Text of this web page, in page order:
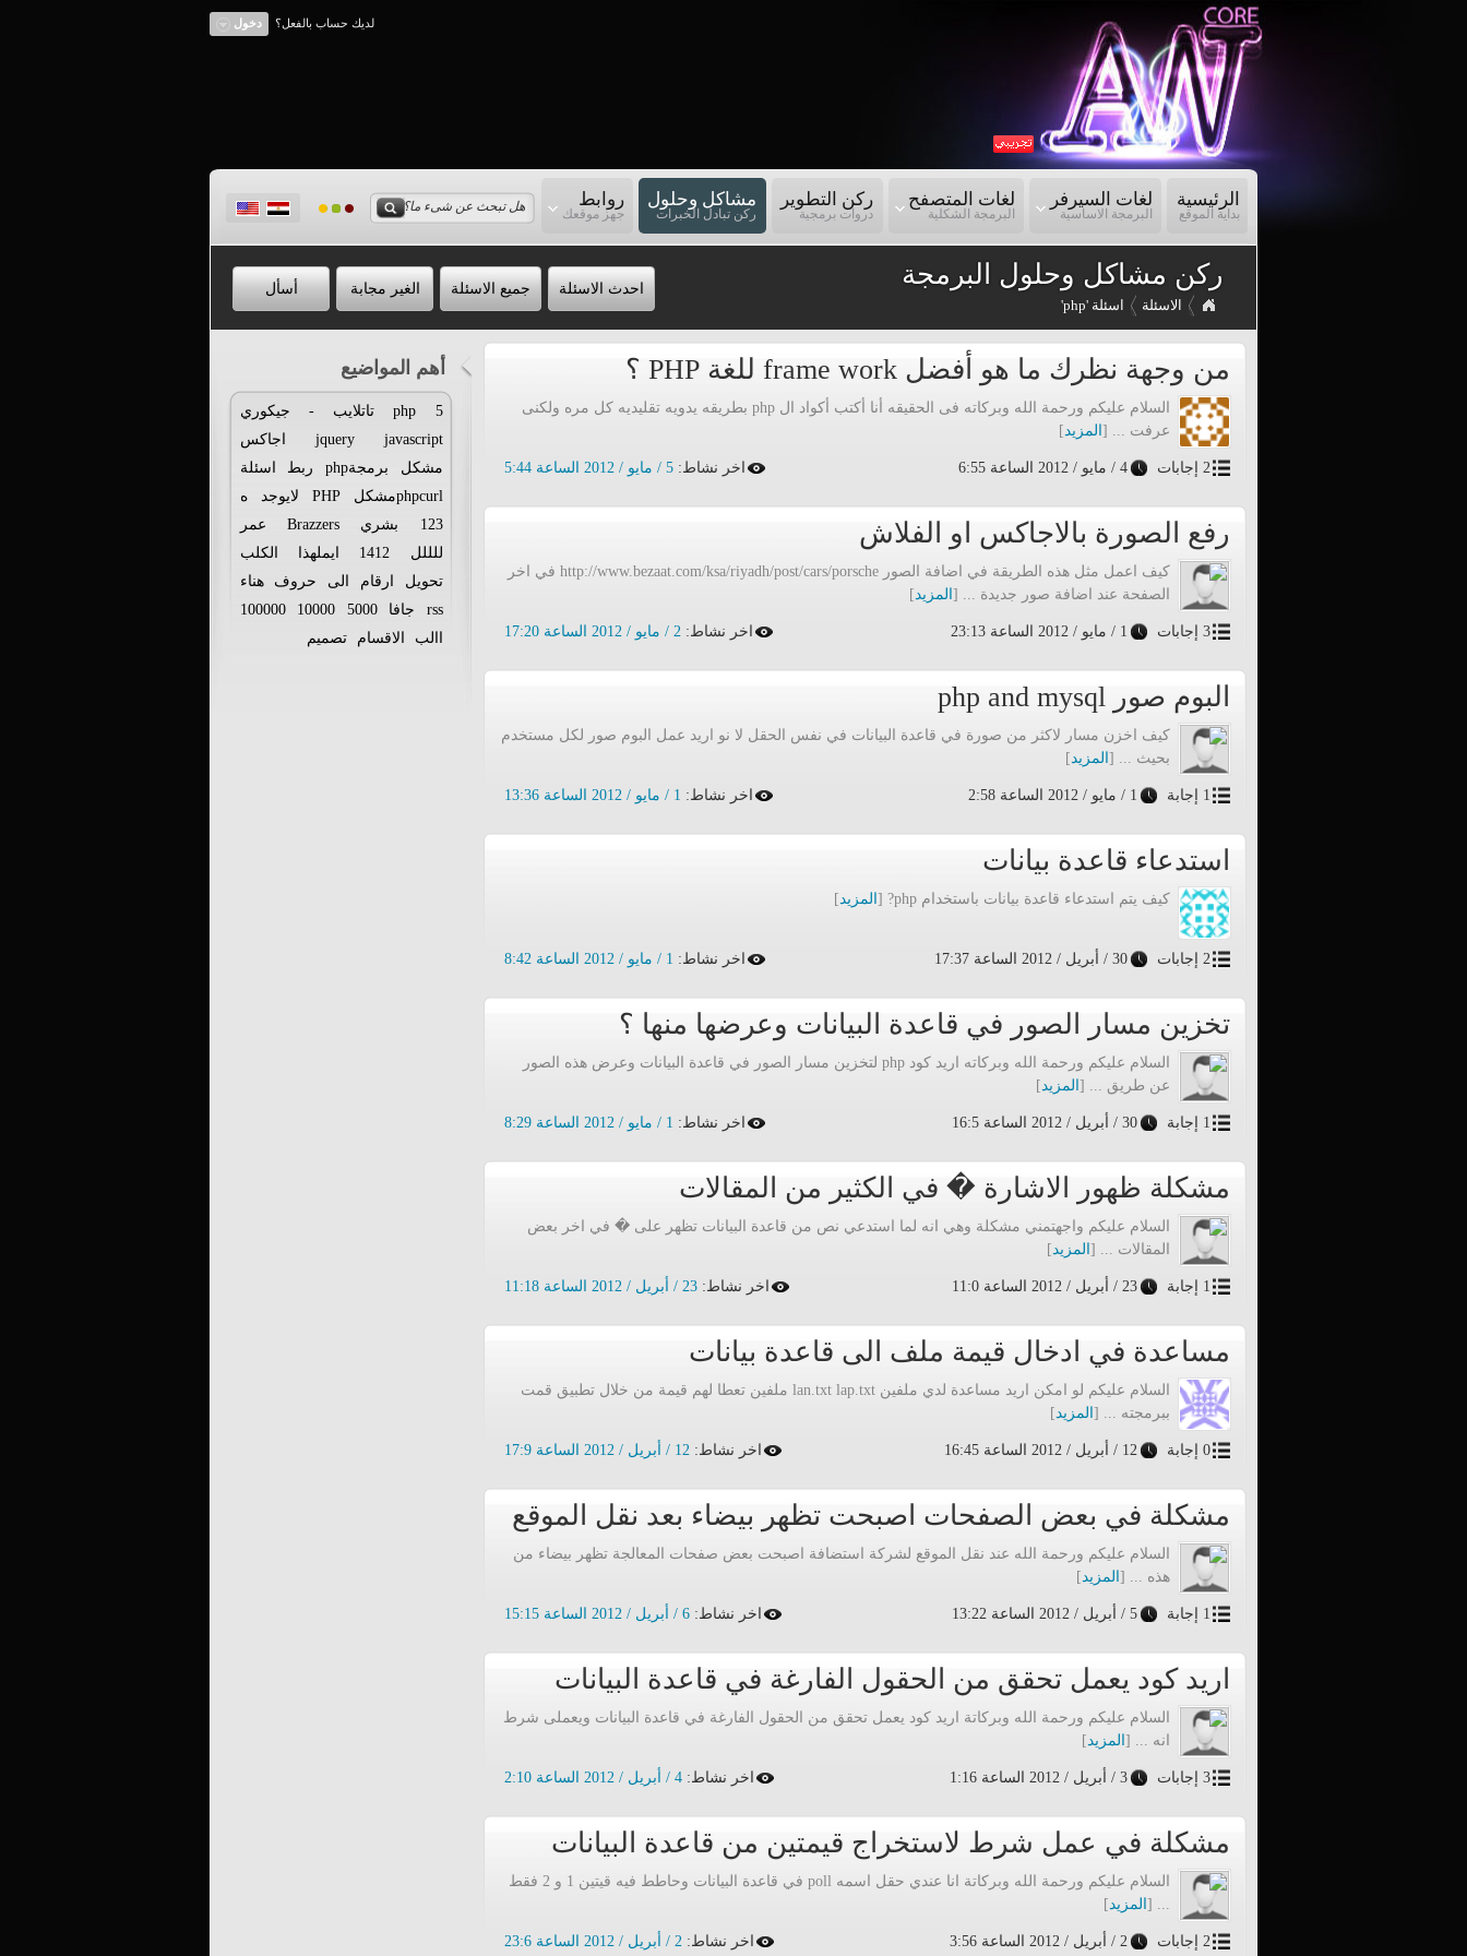
لديك حساب بالفعل؟ دخول
الرئيسية
بداية الموقع
لغات السيرفر
البرمجة الاساسية
لغات المتصفح
البرمجة الشكلية
ركن التطوير
دروات برمجية
مشاكل وحلول
ركن تبادل الخبرات
روابط
جهز موقعك
ركن مشاكل وحلول البرمجة
الاسئلة اسئلة 'php'
أسأل الغير مجابة جميع الاسئلة احدث الاسئلة
من وجهة نظرك ما هو أفضل frame work للغة PHP ؟
السلام عليكم ورحمة الله وبركاته فى الحقيقه أنا أكتب أكواد ال php بطريقه يدويه تقليديه كل مره ولكنى
عرفت ... [ المزيد]
2 إجابات 4 / مايو / 2012 الساعة 6:55 اخر نشاط: 5 / مايو / 2012 الساعة 5:44
رفع الصورة بالاجاكس او الفلاش
كيف اعمل مثل هذه الطريقة في اضافة الصور http://www.bezaat.com/ksa/riyadh/post/cars/porsche في اخر
الصفحة عند اضافة صور جديدة ... [ المزيد]
3 إجابات 1 / مايو / 2012 الساعة 23:13 اخر نشاط: 2 / مايو / 2012 الساعة 17:20
البوم صور php and mysql
كيف اخزن مسار لاكثر من صورة في قاعدة البيانات في نفس الحقل لا نو اريد عمل البوم صور لكل مستخدم
بحيث ... [ المزيد]
1 إجابة 1 / مايو / 2012 الساعة 2:58 اخر نشاط: 1 / مايو / 2012 الساعة 13:36
استدعاء قاعدة بيانات
كيف يتم استدعاء قاعدة بيانات باستخدام php? [ المزيد]
2 إجابات 30 / أبريل / 2012 الساعة 17:37 اخر نشاط: 1 / مايو / 2012 الساعة 8:42
تخزين مسار الصور في قاعدة البيانات وعرضها منها ؟
السلام عليكم ورحمة الله وبركاته اريد كود php لتخزين مسار الصور في قاعدة البيانات وعرض هذه الصور
عن طريق ... [ المزيد]
1 إجابة 30 / أبريل / 2012 الساعة 16:5 اخر نشاط: 1 / مايو / 2012 الساعة 8:29
مشكلة ظهور الاشارة � في الكثير من المقالات
السلام عليكم واجهتمني مشكلة وهي انه لما استدعي نص من قاعدة البيانات تظهر على � في اخر بعض
المقالات ... [ المزيد]
1 إجابة 23 / أبريل / 2012 الساعة 11:0 اخر نشاط: 23 / أبريل / 2012 الساعة 11:18
مساعدة في ادخال قيمة ملف الى قاعدة بيانات
السلام عليكم لو امكن اريد مساعدة لدي ملفين lan.txt lap.txt ملفين تعطا لهم قيمة من خلال تطبيق قمت
ببرمجته ... [ المزيد]
0 إجابة 12 / أبريل / 2012 الساعة 16:45 اخر نشاط: 12 / أبريل / 2012 الساعة 17:9
مشكلة في بعض الصفحات اصبحت تظهر بيضاء بعد نقل الموقع
السلام عليكم ورحمة الله عند نقل الموقع لشركة استضافة اصبحت بعض صفحات المعالجة تظهر بيضاء من
هذه ... [ المزيد]
1 إجابة 5 / أبريل / 2012 الساعة 13:22 اخر نشاط: 6 / أبريل / 2012 الساعة 15:15
اريد كود يعمل تحقق من الحقول الفارغة في قاعدة البيانات
السلام عليكم ورحمة الله وبركاتة اريد كود يعمل تحقق من الحقول الفارغة في قاعدة البيانات ويعملى شرط
انه ... [ المزيد]
3 إجابات 3 / أبريل / 2012 الساعة 1:16 اخر نشاط: 4 / أبريل / 2012 الساعة 2:10
مشكلة في عمل شرط لاستخراج قيمتين من قاعدة البيانات
السلام عليكم ورحمة الله وبركاتة انا عندي حقل اسمه poll في قاعدة البيانات وحاطط فيه قيتين 1 و 2 فقط
... [ المزيد]
2 إجابات 2 / أبريل / 2012 الساعة 3:56 اخر نشاط: 2 / أبريل / 2012 الساعة 23:6
أهم المواضيع
5
php تاتلايب -
جيكوري
javascript
jquery
اجاكس
مشكل
برمجةphp ربط
اسئلة
phpcurlمشكل
PHP لايوجد
ه
123
بشري Brazzers
عمر
للللل
1412 ايملهذا
الكلب
تحويل
ارقام الى حروف
هناء
rss
جافا 5000
10000
100000
االب
الاقسام تصميم